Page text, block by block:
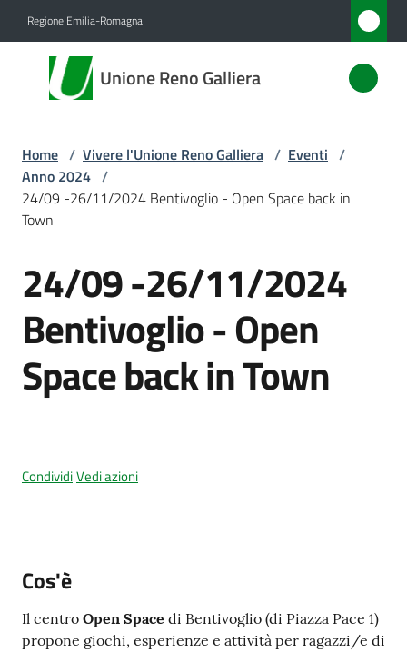
Regione Emilia-Romagna
Unione Reno Galliera
Unione
Reno
Amministrazione
Servizi
Vivere
l'Unione
Menu selezionato
Amministrazione
gli
argomenti...
Home / Vivere l'Unione Reno Galliera / Eventi /
Anno 2024 /
24/09 -26/11/2024 Bentivoglio - Open Space back in
Town
Salta al contenuto
24/09 -26/11/2024
Bentivoglio - Open
Space back in Town
CondividiVedi azioni
Cos'è
Il centro Open Space di Bentivoglio (di Piazza Pace 1)
propone giochi, esperienze e attività per ragazzi/e di